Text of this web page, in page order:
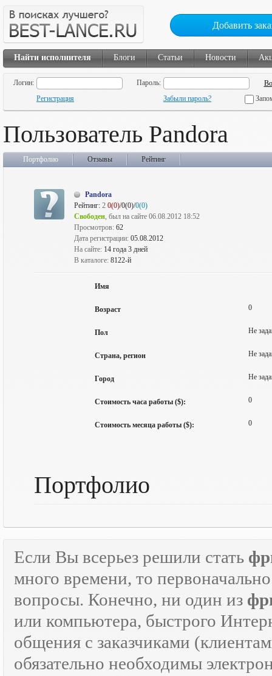
Добавить
Найти исполнителя Блоги Статьи Новости
Логин:
Пароль:
Регистрация
Забыли пароль?
Пользователь Pandora
Портфолио Отзывы Рейтинг
Pandora
Рейтинг: 2 0(0)/0(0)/0(0)
Свободен, был на сайте 06.08.2012 18:52
Просмотров: 62
Дата регистрации: 05.08.2012
На сайте: 14 года 3 дней
В каталоге: 8122-й
Имя
Возраст 0
Пол Не
Страна, регион Не
Город Не
Стоимость часа работы ($): 0
Стоимость месяца работы ($): 0
Портфолио
Если Вы всерьез решили стать
много времени, то
вопросы. Конечно, ни один из
или компьютера, быстрого
общения с заказчиками
обязательно необходимы